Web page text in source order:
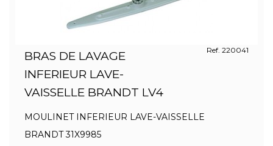
BRAS DE LAVAGE
INFERIEUR LAVE-
VAISSELLE BRANDT LV4
Ref. 220041
MOULINET INFERIEUR LAVE-VAISSELLE
BRANDT 31X9985